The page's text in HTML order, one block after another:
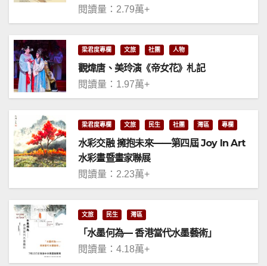
閱讀量：2.79萬+
梁君度專欄 文旅 社團 人物
觀煒唐、美玲演《帝女花》札記
閱讀量：1.97萬+
梁君度專欄 文旅 民生 社團 灣區 專欄
水彩交融 擁抱未來——第四屆 Joy In Art
水彩畫暨畫家聯展
閱讀量：2.23萬+
文旅 民生 灣區
「水墨何為— 香港當代水墨藝術」
閱讀量：4.18萬+